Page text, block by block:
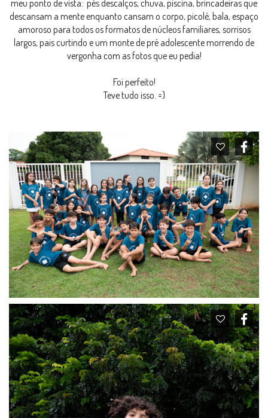
meu ponto de vista: pés descalços, chuva, piscina, brincadeiras que
descansam a mente enquanto cansam o corpo, picolé, bala, espaço
amoroso para todos os formatos de núcleos familiares, sorrisos
largos, pais curtindo e um monte de pré adolescente morrendo de
vergonha com as fotos que eu pedia!
Foi perfeito!
Teve tudo isso. =)